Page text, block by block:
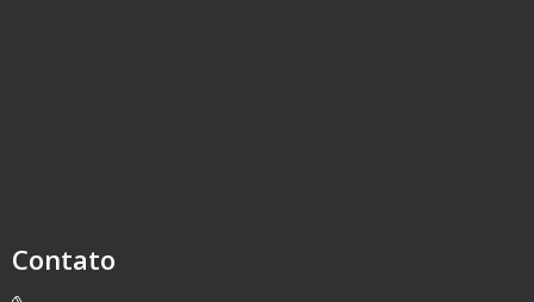
Contato